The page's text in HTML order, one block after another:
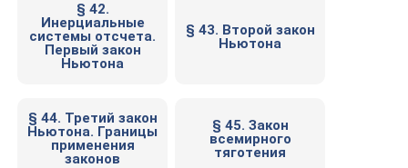
§ 42.
Инерциальные
системы отсчета.
Первый закон
Ньютона
§ 43. Второй закон
Ньютона
§ 44. Третий закон
Ньютона. Границы
применения
законов
§ 45. Закон
всемирного
тяготения